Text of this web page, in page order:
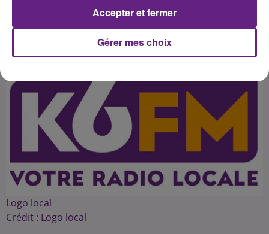
Publié : 15 septembre 2016 à 10h05 par 45
Logo local
Crédit : Logo local
Gérer mes choix
Accepter et fermer